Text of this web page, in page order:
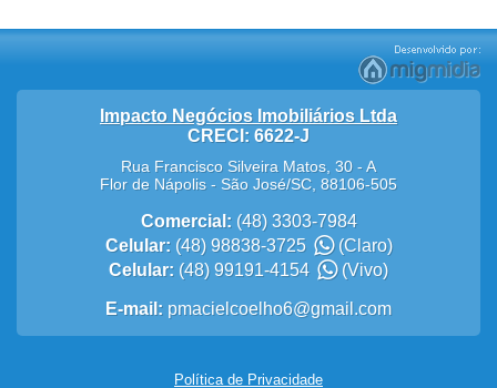
Impacto Negócios Imobiliários Ltda
CRECI: 6622-J
Rua Francisco Silveira Matos, 30 - A
Flor de Nápolis - São José/SC 88106-505
Comercial: (48) 3303-7984
Celular: (48) 98838-3725
(Claro)
Celular: (48) 99191-4154 (Vivo)
E-mail: pmacielcoelho6@gmail.com
Política de Privacidade